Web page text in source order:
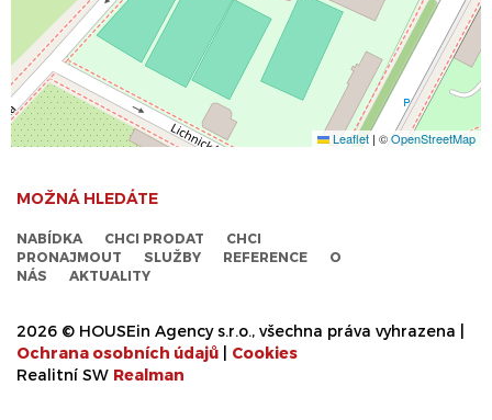
Leaflet | ©OpenStreetMap
MOŽNÁ HLEDÁTE
NABÍDKA CHCI PRODAT
CHCI
PRONAJMOUT
SLUŽBY REFERENCE
O
NÁS
AKTUALITY
2026 © HOUSEin Agency s.r.o., všechna práva vyhrazena |
Ochrana osobních údajů
Cookies
Realitní SW Realman